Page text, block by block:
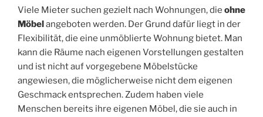
Viele Mieter suchen gezielt nach Wohnungen, die ohne
Möbelangeboten werden. Der Grund dafür liegt in der
Flexibilität, die eine unmöblierte Wohnung bietet. Man
kann die Räume nach eigenen Vorstellungen gestalten
und ist nicht auf vorgegebene Möbelstücke
angewiesen, die möglicherweise nicht dem eigenen
Geschmack entsprechen. Zudem haben viele
Menschen bereits ihre eigenen Möbel, die sie auch in